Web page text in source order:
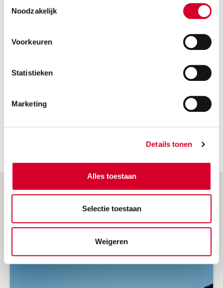
Noodzakelijk
Voorkeuren
Statistieken
Marketing
Details tonen
Alles toestaan
Selectie toestaan
Weigeren
Vind een
Hilversum
1211EM, HILVERSUM
Hilversum
Onze acties